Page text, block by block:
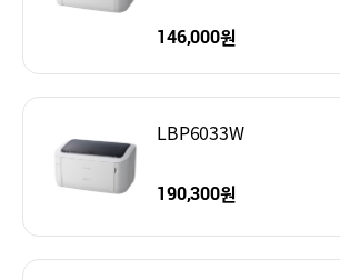
146,000원
LBP6033W
190,300원